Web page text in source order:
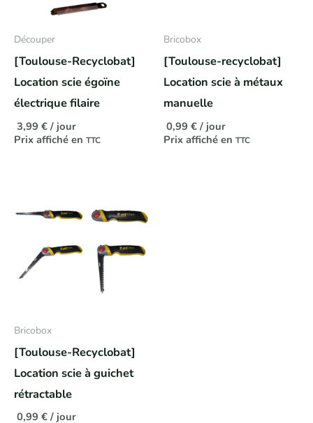
Découper
[Toulouse-Recyclobat]
Location scie égoïne
électrique filaire
3,99 € / jour
Prix affiché en TTC
Bricobox
[Toulouse-recyclobat]
Location scie à métaux
manuelle
0,99 € / jour
Prix affiché en TTC
Bricobox
[Toulouse-Recyclobat]
Location scie à guichet
rétractable
0,99 € / jour